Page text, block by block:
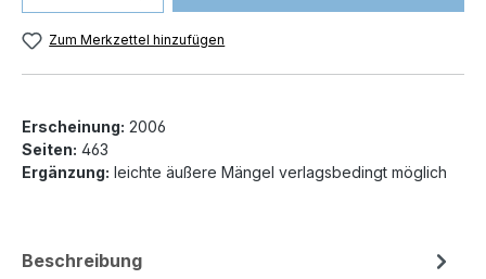
Zum Merkzettel hinzufügen
Erscheinung: 2006
Seiten: 463
Ergänzung: leichte äußere Mängel verlagsbedingt möglich
Beschreibung